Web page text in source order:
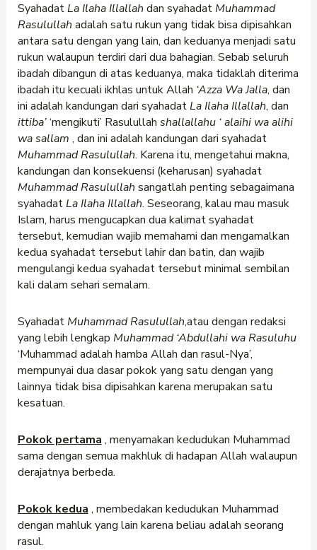
SyahadatLa Ilaha Illallah dan syahadatMuhammad
Rasulullah adalah satu rukun yang tidak bisa dipisahkan
antara satu dengan yang lain, dan keduanya menjadi satu
rukun walaupun terdiri dari dua bahagian. Sebab seluruh
ibadah dibangun di atas keduanya, maka tidaklah diterima
ibadah itu kecuali ikhlas untuk Allah ‘Azza Wa Jalla, dan
ini adalah kandungan dari syahadatLa Ilaha Illallah, dan
ittiba’‘mengikuti’ Rasulullah shallallahu ‘alaihi wa alihi
wa sallam , dan ini adalah kandungan dari syahadat
Muhammad Rasulullah. Karena itu, mengetahui makna,
kandungan dan konsekuensi (keharusan) syahadat
Muhammad Rasulullah sangatlah penting sebagaimana
syahadatLa Ilaha Illallah. Seseorang, kalau mau masuk
Islam, harus mengucapkan dua kalimat syahadat
tersebut, kemudian wajib memahami dan mengamalkan
kedua syahadat tersebut lahir dan batin, dan wajib
mengulangi kedua syahadat tersebut minimal sembilan
kali dalam sehari semalam.
SyahadatMuhammad Rasulullah,atau dengan redaksi
yang lebih lengkap Muhammad ‘Abdullahi wa Rasuluhu
‘Muhammad adalah hamba Allah dan rasul-Nya’,
mempunyai dua dasar pokok yang satu dengan yang
lainnya tidak bisa dipisahkan karena merupakan satu
kesatuan.
Pokok pertama , menyamakan kedudukan Muhammad
sama dengan semua makhluk di hadapan Allah walaupun
derajatnya berbeda.
Pokok kedua , membedakan kedudukan Muhammad
dengan mahluk yang lain karena beliau adalah seorang
rasul.